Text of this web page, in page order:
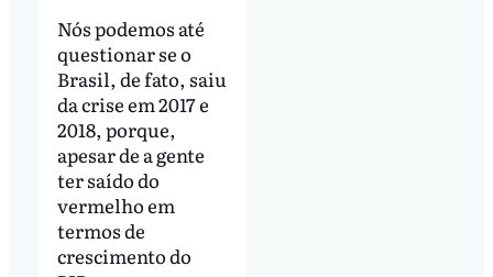
Nós podemos até
questionar se o
Brasil, de fato, saiu
da crise em 2017 e
2018, porque,
apesar de a gente
ter saído do
vermelho em
termos de
crescimento do